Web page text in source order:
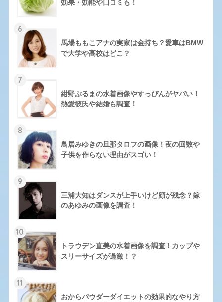
効果・効能や口コミも！
6
馬場ももこアナの実家は金持ち？愛車はBMW
で大学や高校はどこ？
7
紺野ぶるまの水着画像やすっぴんがヤバい！
熱愛彼氏や結婚も調査！
8
鳥居みゆきの旦那タロフの画像！夜の回数や
子供を作らない理由がスゴい！
9
三浦大知はダンスが上手いけど顔が残念？嫁
のあゆみの画像を調査！
10
トラウデン直美の水着画像を調査！カップや
スリーサイズが過激！？
11
おからパウダーダイエットの効果的なやり方